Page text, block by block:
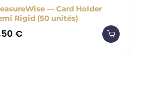
— Card Holder
Rigid (50 unités)
€